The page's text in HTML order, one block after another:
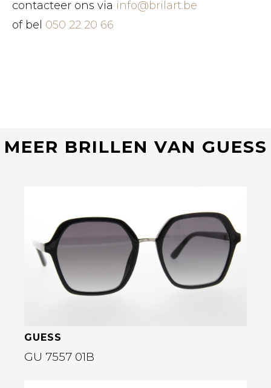
contacteer ons via info@brilart.be
of bel 050 22 20 66
MEER BRILLEN VAN GUESS
Bekijk deze bril
GUESS
GU 7557 01B